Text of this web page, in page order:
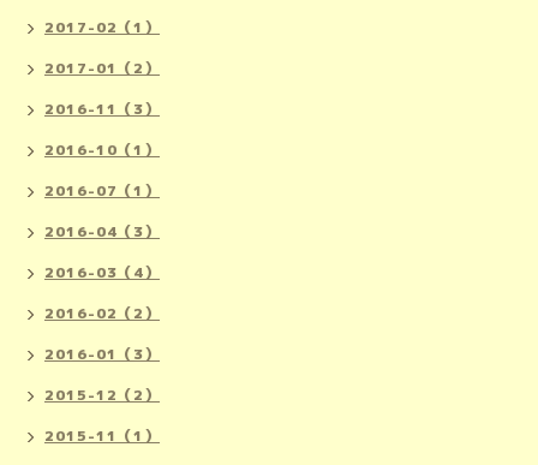
2017-02（1）
2017-01（2）
2016-11（3）
2016-10（1）
2016-07（1）
2016-04（3）
2016-03（4）
2016-02（2）
2016-01（3）
2015-12（2）
2015-11（1）